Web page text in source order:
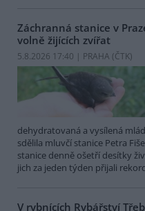
Záchranná stanice v
volně žijících zvířat
5.8.2026 17:40 | PRAHA (ČTK)
dehydratovaná a vysílená
sdělila mluvčí stanice Petra
stanice denně ošetří desítky
jich za jeden týden přijali
V rybnících Rybářství